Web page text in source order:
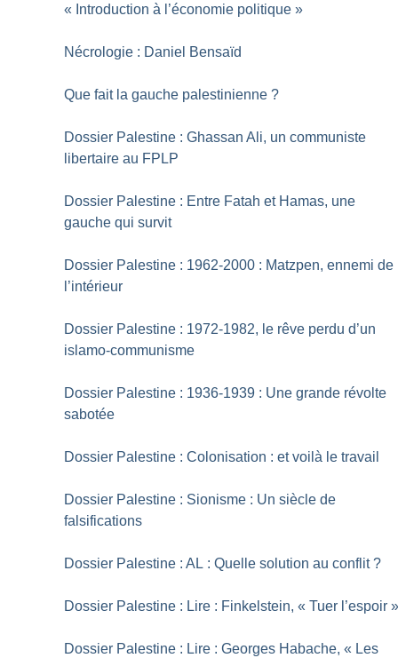
« Introduction à l’économie politique »
Nécrologie : Daniel Bensaïd
Que fait la gauche palestinienne ?
Dossier Palestine : Ghassan Ali, un communiste
libertaire au FPLP
Dossier Palestine : Entre Fatah et Hamas, une
gauche qui survit
Dossier Palestine : 1962-2000 : Matzpen, ennemi de
l’intérieur
Dossier Palestine : 1972-1982, le rêve perdu d’un
islamo-communisme
Dossier Palestine : 1936-1939 : Une grande révolte
sabotée
Dossier Palestine : Colonisation : et voilà le travail
Dossier Palestine : Sionisme : Un siècle de
falsifications
Dossier Palestine : AL : Quelle solution au conflit ?
Dossier Palestine : Lire : Finkelstein, « Tuer l’espoir
Dossier Palestine : Lire : Georges Habache, « Les